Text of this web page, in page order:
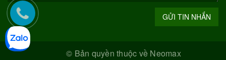
GỬI TIN NHẮN
© Bản quyền thuộc về Neomax